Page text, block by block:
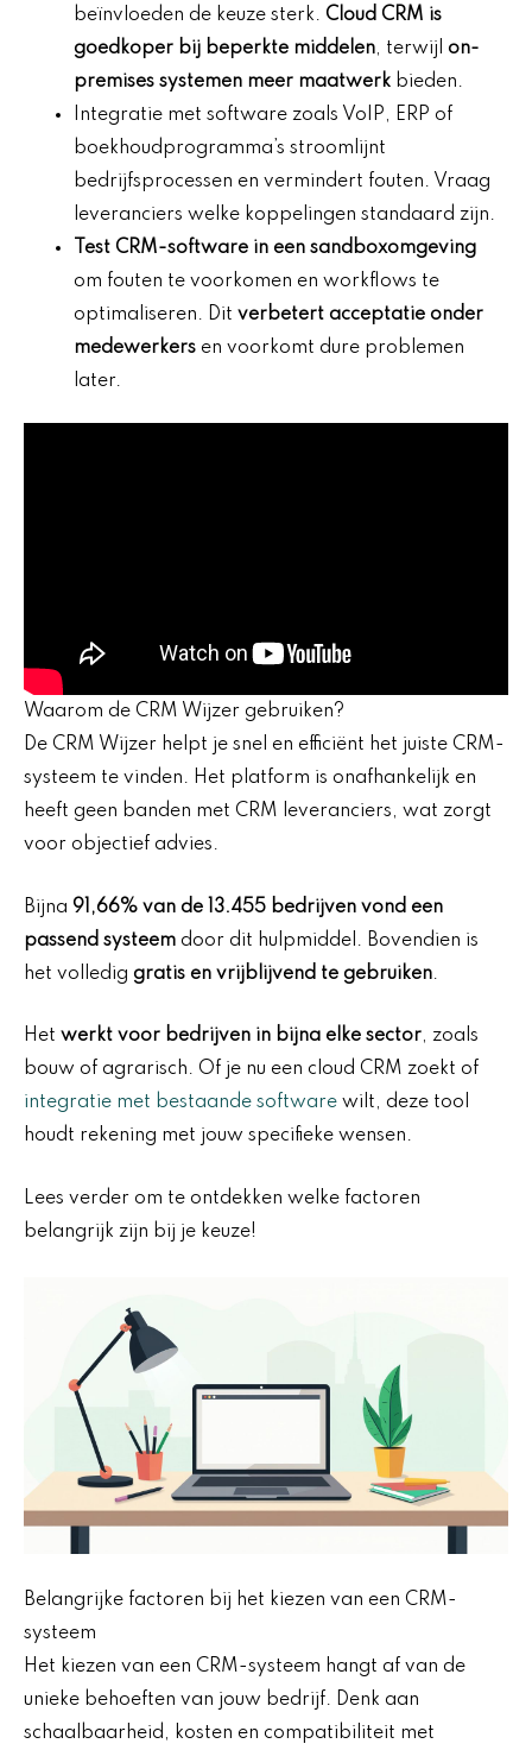
beïnvloeden de keuze sterk. Cloud CRM is
goedkoper bij beperkte middelen, terwijl on-
premises systemen meer maatwerk bieden.
Integratie met software zoals VoIP, ERP of
boekhoudprogramma’s stroomlijnt
bedrijfsprocessen en vermindert fouten. Vraag
leveranciers welke koppelingen standaard zijn.
Test CRM-software in een sandboxomgeving
om fouten te voorkomen en workflows te
optimaliseren. Dit verbetert acceptatie onder
medewerkers en voorkomt dure problemen
later.
Waarom de CRM Wijzer gebruiken?
De CRM Wijzer helpt je snel en efficiënt het juiste CRM-
systeem te vinden. Het platform is onafhankelijk en
heeft geen banden met CRM leveranciers, wat zorgt
voor objectief advies.
Bijna 91,66% van de 13.455 bedrijven vond een
passend systeem door dit hulpmiddel. Bovendien is
het volledig gratis en vrijblijvend te gebruiken.
Het werkt voor bedrijven in bijna elke sector, zoals
bouw of agrarisch. Of je nu een cloud CRM zoekt of
integratie met bestaande software wilt, deze tool
houdt rekening met jouw specifieke wensen.
Lees verder om te ontdekken welke factoren
belangrijk zijn bij je keuze!
Belangrijke factoren bij het kiezen van een CRM-
systeem
Het kiezen van een CRM-systeem hangt af van de
unieke behoeften van jouw bedrijf. Denk aan
schaalbaarheid, kosten en compatibiliteit met